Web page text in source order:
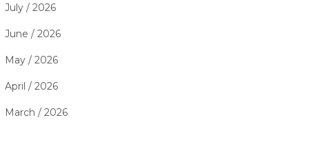
July / 2026
June / 2026
May / 2026
April / 2026
March / 2026